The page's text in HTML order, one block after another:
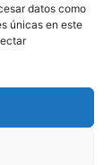
datos como
únicas en este